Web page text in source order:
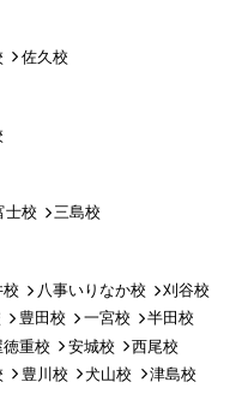
佐久校
士校 三島校
八事いりなか校
刈谷校
豊田校 一宮校
半田校
重校 安城校
西尾校
豊川校 犬山校
津島校